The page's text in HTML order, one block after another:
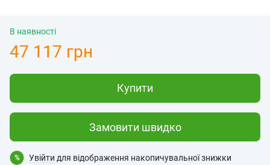
В наявності
47 117 грн
Купити
Замовити швидко
% Увійти для відображення накопичувальної знижки